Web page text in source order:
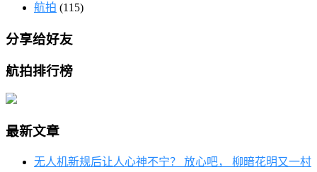
航拍 (115)
分享给好友
航拍排行榜
最新文章
无人机新规后让人心神不宁？ 放心吧， 柳暗花明又一村